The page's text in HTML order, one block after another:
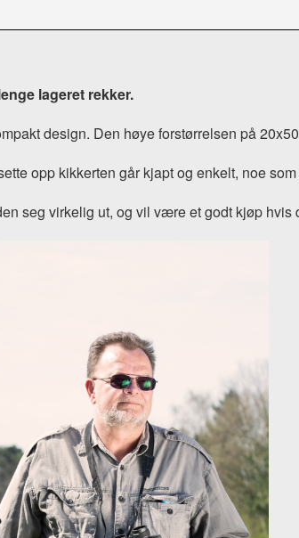
lageret rekker.
design. Den høye forstørrelsen på
opp kikkerten går kjapt og enkelt, noe
seg virkelig ut, og vil være et godt kjøp hvis